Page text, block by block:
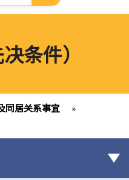
条件）
同居关系事宜
»